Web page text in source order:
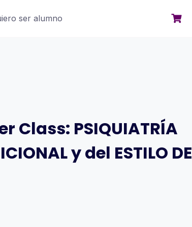
ser alumno
Class: PSIQUIATRÍA
y del ESTILO DE